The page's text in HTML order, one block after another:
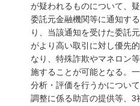
が疑われるものについて、
委託元金融機関等に通知す
り、当該通知を受けた委託
がより高い取引に対し優先
なり、特殊詐欺やマネロン
施することが可能となる。
分析・評価を行うかについ
調整に係る助言の提供等、